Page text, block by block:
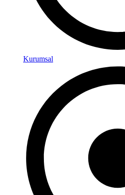
Kurumsal